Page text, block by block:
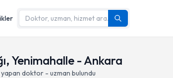
Yenimahalle - Ankara
doktor - uzman bulundu